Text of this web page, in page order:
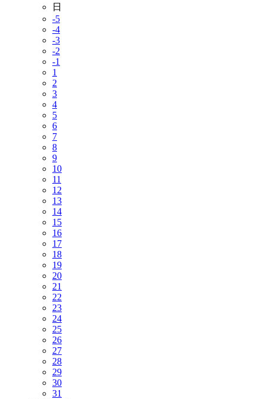
日
-5
-4
-3
-2
-1
1
2
3
4
5
6
7
8
9
10
11
12
13
14
15
16
17
18
19
20
21
22
23
24
25
26
27
28
29
30
31